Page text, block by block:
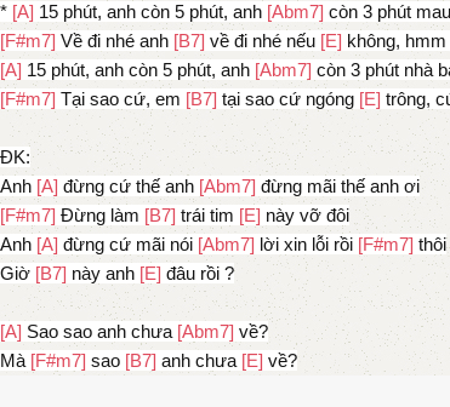
* [A] 15 phút, anh còn 5 phút, anh [Abm7] còn 3 phút
[F#m7] Về đi nhé anh [B7] về đi nhé nếu [E] không,
[A] 15 phút, anh còn 5 phút, anh [Abm7] còn 3 phút nhà
[F#m7] Tại sao cứ, em [B7] tại sao cứ ngóng [E] trông,
ĐK:
Anh [A] đừng cứ thế anh [Abm7] đừng mãi thế anh ơi
[F#m7] Đừng làm [B7] trái tim [E] này vỡ đôi
Anh [A] đừng cứ mãi nói [Abm7] lời xin lỗi rồi [F#m7] thôi
Giờ [B7] này anh [E] đâu rồi ?
[A] Sao sao anh chưa [Abm7] về?
Mà [F#m7] sao [B7] anh chưa [E] về?